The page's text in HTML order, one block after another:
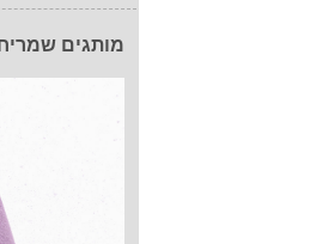
מותגים